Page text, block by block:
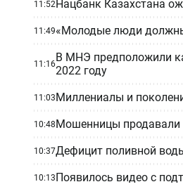
11:52Нацбанк Казахстана
11:49«Молодые люди
11:16В МНЭ предположили
2022 году
11:03Миллениалы и
10:48Мошенницы продавали
10:37Дефицит поливной
10:13Появилось видео с